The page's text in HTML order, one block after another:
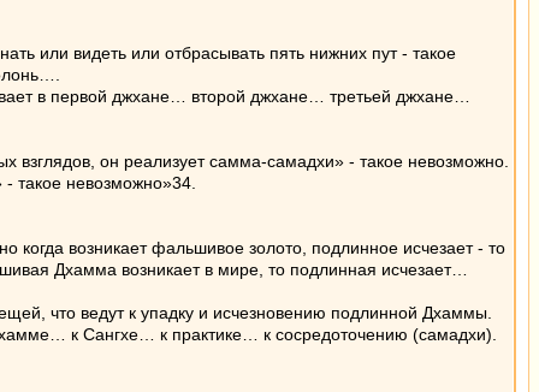
или видеть или отбрасывать пять нижних пут - такое
в первой джхане… второй джхане… третьей джхане…
взглядов, он реализует самма-самадхи» - такое невозможно.
такое невозможно»34.
когда возникает фальшивое золото, подлинное исчезает - то
Дхамма возникает в мире, то подлинная исчезает…
что ведут к упадку и исчезновению подлинной Дхаммы.
к Сангхе… к практике… к сосредоточению (самадхи).